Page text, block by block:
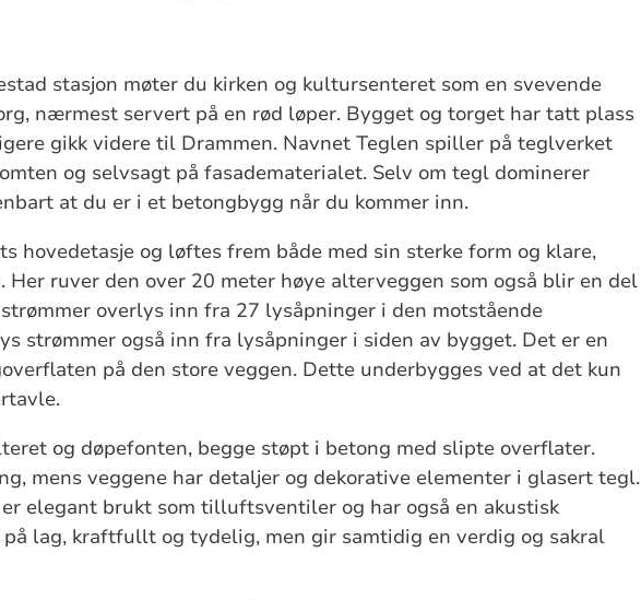
stasjon møter du kirken og kultursenteret som en svevende
nærmest servert på en rød løper. Bygget og torget har tatt plass
gikk videre til Drammen. Navnet Teglen spiller på teglverket
og selvsagt på fasadematerialet. Selv om tegl dominerer
at du er i et betongbygg når du kommer inn.
hovedetasje og løftes frem både med sin sterke form og klare,
ruver den over 20 meter høye alterveggen som også blir en del
overlys inn fra 27 lysåpninger i den motstående
strømmer også inn fra lysåpninger i siden av bygget. Det er en
på den store veggen. Dette underbygges ved at det kun
og døpefonten, begge støpt i betong med slipte overflater.
mens veggene har detaljer og dekorative elementer i glasert tegl.
elegant brukt som tilluftsventiler og har også en akustisk
lag, kraftfullt og tydelig, men gir samtidig en verdig og sakral